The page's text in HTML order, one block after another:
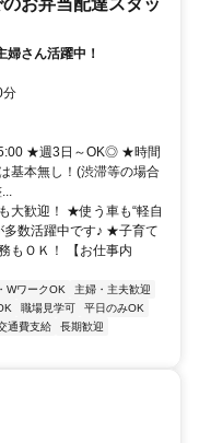
さん活躍中！
分
★週3日～OK◎ ★時間
基本無し！(渋滞等の場合
大歓迎！ ★使う車も“軽自
多数活躍中です♪ ★子育て
もＯＫ！ 【お仕事内
WワークOK
主婦・主夫歓迎
職場見学可
平日のみOK
通費支給
長期歓迎